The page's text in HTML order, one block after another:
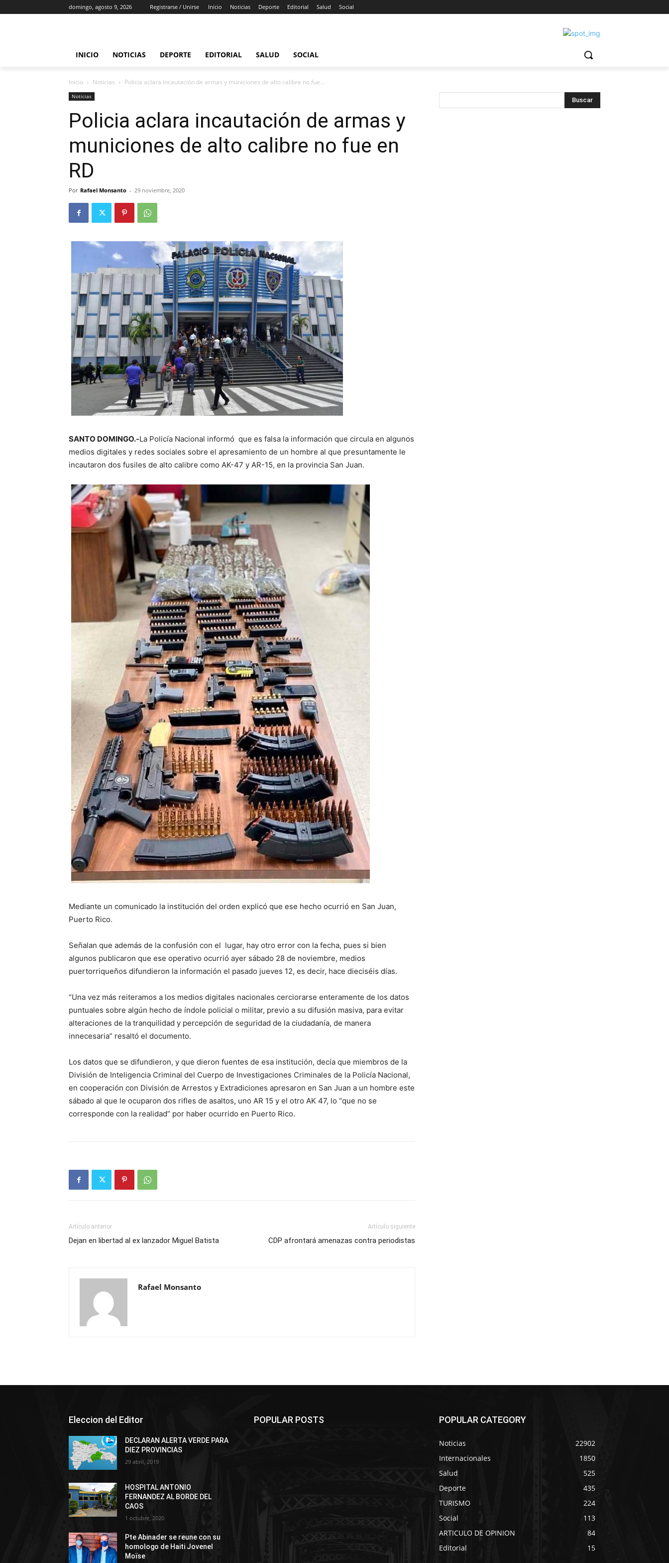
domingo, agosto 9, 2026 Registrarse / Unirse Inicio Noticias Deporte Editorial Salud Social
INICIO NOTICIAS DEPORTE EDITORIAL SALUD SOCIAL
Inicio Noticias Policia aclara incautación de armas y municiones de alto calibre no fue...
Noticias
Policia aclara incautación de armas y
municiones de alto calibre no fue en
RD
Por Rafael Monsanto - 29 noviembre, 2020
SANTO DOMINGO.-La Policía Nacional informó que es falsa la información que circula en algunos
medios digitales y redes sociales sobre el apresamiento de un hombre al que presuntamente le
incautaron dos fusiles de alto calibre como AK-47 y AR-15, en la provincia San Juan.
Mediante un comunicado la institución del orden explicó que ese hecho ocurrió en San Juan,
Puerto Rico.
Señalan que además de la confusión con el lugar, hay otro error con la fecha, pues si bien
algunos publicaron que ese operativo ocurrió ayer sábado 28 de noviembre, medios
puertorriqueños difundieron la información el pasado jueves 12, es decir, hace dieciséis días.
“Una vez más reiteramos a los medios digitales nacionales cerciorarse enteramente de los datos
puntuales sobre algún hecho de índole policial o militar, previo a su difusión masiva, para evitar
alteraciones de la tranquilidad y percepción de seguridad de la ciudadanía, de manera
innecesaria” resaltó el documento.
Los datos que se difundieron, y que dieron fuentes de esa institución, decía que miembros de la
División de Inteligencia Criminal del Cuerpo de Investigaciones Criminales de la Policía Nacional,
en cooperación con División de Arrestos y Extradiciones apresaron en San Juan a un hombre este
sábado al que le ocuparon dos rifles de asaltos, uno AR 15 y el otro AK 47, lo “que no se
corresponde con la realidad” por haber ocurrido en Puerto Rico.
Artículo anterior
Dejan en libertad al ex lanzador Miguel Batista
Artículo siguiente
CDP afrontará amenazas contra periodistas
Rafael Monsanto
Eleccion del Editor
DECLARAN ALERTA VERDE PARA
DIEZ PROVINCIAS
29 abril, 2019
HOSPITAL ANTONIO
FERNANDEZ AL BORDE DEL
CAOS
1 octubre, 2020
Pte Abinader se reune con su
homologo de Haiti Jovenel
Moïse
POPULAR POSTS POPULAR CATEGORY
Noticias
22902
Internacionales
1850
Salud
525
Deporte
435
TURISMO
224
Social
113
ARTICULO DE OPINION
84
Editorial
15